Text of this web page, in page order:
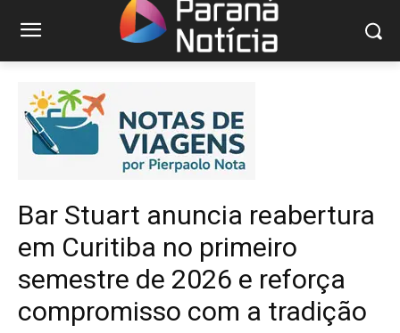
Bar Stuart anuncia reabertura
em Curitiba no primeiro
semestre de 2026 e reforça
compromisso com a tradição